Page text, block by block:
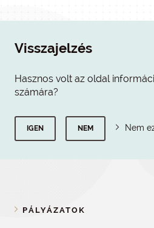
Visszajelzés
Hasznos volt az oldal
számára?
IGEN NEM Nem
PÁLYÁZATOK